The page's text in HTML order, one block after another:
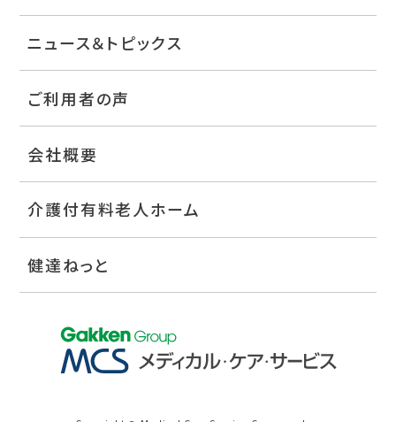
ニュース＆トピックス
ご利用者の声
会社概要
介護付有料老人ホーム
健達ねっと